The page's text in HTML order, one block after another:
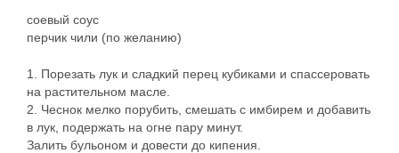
соевый соус
перчик чили (по желанию)
1. Порезать лук и сладкий перец кубиками и спассеровать
на растительном масле.
2. Чеснок мелко порубить, смешать с имбирем и добавить
в лук, подержать на огне пару минут.
Залить бульоном и довести до кипения.